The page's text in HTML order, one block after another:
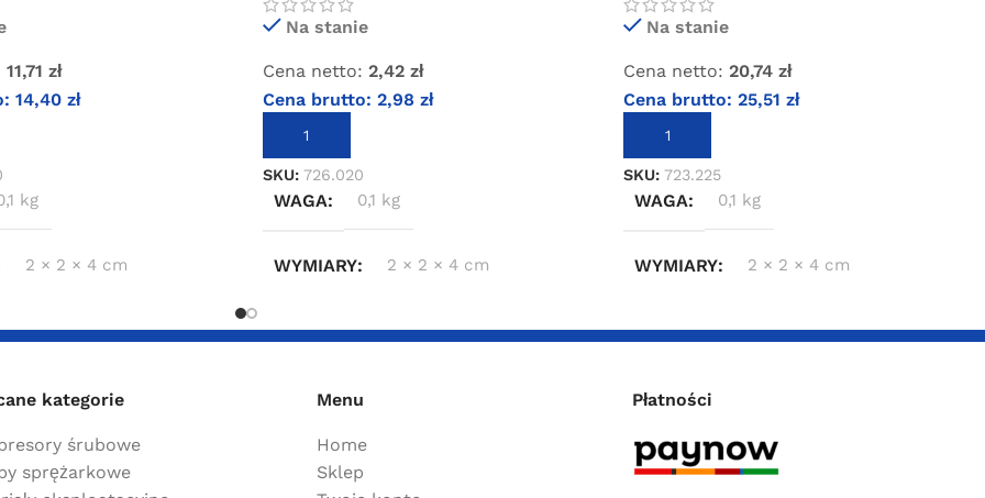
11,71zł
14,40zł
kg
2 × 2 × 4 cm
Na stanie
Cena netto: 2,42 zł
Cena brutto: 2,98 zł
DODAJ DO KOSZYKA
SKU: 726.020
WAGA 0,1 kg
WYMIARY 2 × 2 × 4 cm
Na stanie
Cena netto: 20,74zł
Cena brutto:25,51zł
DODAJ DO KOSZYKA
SKU: 723.225
WAGA 0,1 kg
WYMIARY 2 × 2 × 4 cm
kategorie
śrubowe
sprężarkowe
Menu
Home
Sklep
Płatności